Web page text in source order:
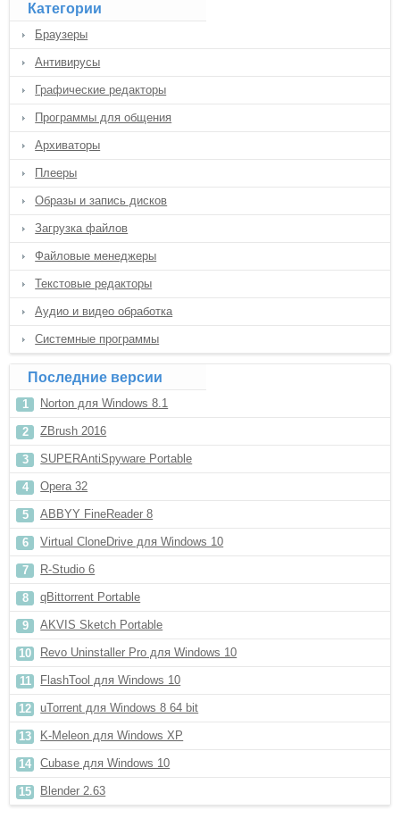
Категории
Браузеры
Антивирусы
Графические редакторы
Программы для общения
Архиваторы
Плееры
Образы и запись дисков
Загрузка файлов
Файловые менеджеры
Текстовые редакторы
Аудио и видео обработка
Системные программы
Последние версии
Norton для Windows 8.1
ZBrush 2016
SUPERAntiSpyware Portable
Opera 32
ABBYY FineReader 8
Virtual CloneDrive для Windows 10
R-Studio 6
qBittorrent Portable
AKVIS Sketch Portable
Revo Uninstaller Pro для Windows 10
FlashTool для Windows 10
uTorrent для Windows 8 64 bit
K-Meleon для Windows XP
Cubase для Windows 10
Blender 2.63